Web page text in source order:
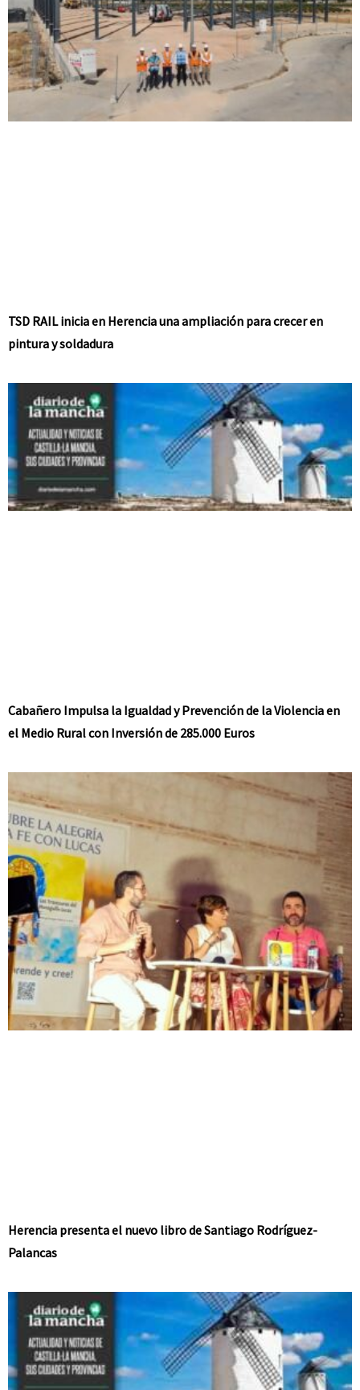
TSD RAIL inicia en Herencia una ampliación para crecer en
pintura y soldadura
Cabañero Impulsa la Igualdad y Prevención de la Violencia en
el Medio Rural con Inversión de 285.000 Euros
Herencia presenta el nuevo libro de Santiago Rodríguez-
Palancas